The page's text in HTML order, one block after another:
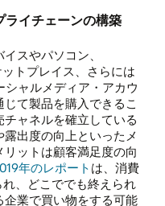
ライチェーンの構築
スやパソコン、
トプレイス、さらには
ャルメディア・アカウ
て製品を購入できるこ
ャネルを確立している
出度の向上といったメ
ットは顧客満足度の向
年のレポートは、消費
、どこででも終えられ
業で買い物をする可能